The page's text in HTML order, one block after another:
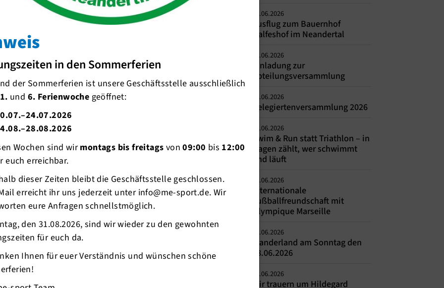
Sportvereine zum
die Sportvereine in Zusammenarbeit mit der
warum ihre Sportarten begeistern – und
09.06.2026
Ausflug zum Bauernhof
Halfeshof im Neandertal
05.06.2026
Einladung zur
Abteilungsversammlung
01.06.2026
Delegiertenversammlung 2026
01.06.2026
Swim & Run statt Triathlon – in
Hagen zählt, wer schwimmt
und läuft
01.06.2026
Internationale
Fußballfreundschaft mit
Olympique Marseille
01.06.2026
Wanderland am Sonntag den
28.06.2026
01.06.2026
Wir trauern um Hildegard
in den Sommerferien
der Sommerferien ist unsere Geschäftsstelle ausschließlich
und 6. Ferienwoche geöffnet:
Wochen sind wirmontags bis freitags von09:00 bis 12:00
euch erreichbar.
dieser Zeiten bleibt die Geschäftsstelle geschlossen.
erreicht ihr uns jederzeit unter info@me-sport.de. Wir
eure Anfragen schnellstmöglich.
den 31.08.2026, sind wir wieder zu den gewohnten
für euch da.
Ihnen für euer Verständnis und wünschen schöne